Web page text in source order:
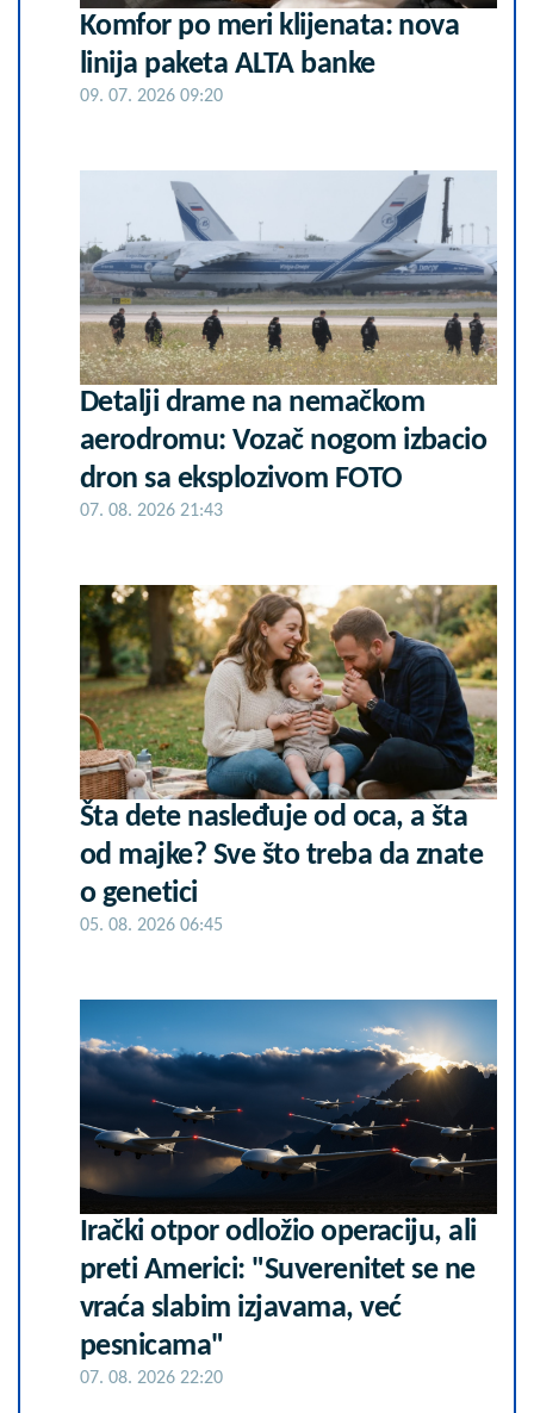
Komfor po meri klijenata: nova
linija paketa ALTA banke
09. 07. 2026 09:20
Detalji drame na nemačkom
aerodromu: Vozač nogom izbacio
dron sa eksplozivom FOTO
07. 08. 2026 21:43
Šta dete nasleđuje od oca, a šta
od majke? Sve što treba da znate
o genetici
05. 08. 2026 06:45
Irački otpor odložio operaciju, ali
preti Americi: "Suverenitet se ne
vraća slabim izjavama, već
pesnicama"
07. 08. 2026 22:20